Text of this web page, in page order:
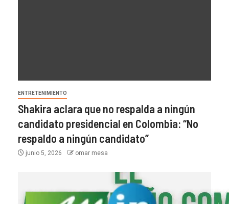
ENTRETENIMIENTO
Shakira aclara que no respalda a ningún
candidato presidencial en Colombia: “No
respaldo a ningún candidato”
junio 5, 2026 omar mesa